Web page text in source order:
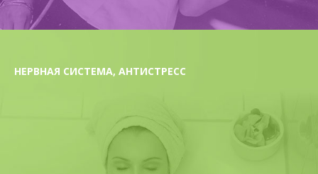
НЕРВНАЯ СИСТЕМА, АНТИСТРЕСС